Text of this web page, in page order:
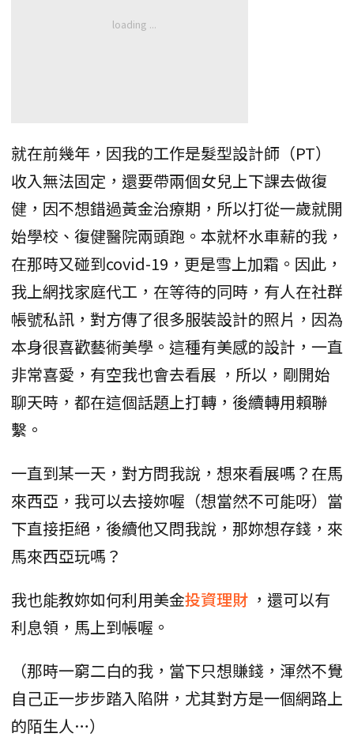
就在前幾年，因我的工作是髮型設計師（PT）
收入無法固定，還要帶兩個女兒上下課去做復
健，因不想錯過黃金治療期，所以打從一歲就開
始學校、復健醫院兩頭跑。本就杯水車薪的我，
在那時又碰到covid-19，更是雪上加霜。因此，
我上網找家庭代工，在等待的同時，有人在社群
帳號私訊，對方傳了很多服裝設計的照片，因為
本身很喜歡藝術美學。這種有美感的設計，一直
非常喜愛，有空我也會去看展 ，所以，剛開始
聊天時，都在這個話題上打轉，後續轉用賴聯
繫。
一直到某一天，對方問我說，想來看展嗎？在馬
來西亞，我可以去接妳喔（想當然不可能呀）當
下直接拒絕，後續他又問我說，那妳想存錢，來
馬來西亞玩嗎？
我也能教妳如何利用美金投資理財 ，還可以有
利息領，馬上到帳喔。
（那時一窮二白的我，當下只想賺錢，渾然不覺
自己正一步步踏入陷阱，尤其對方是一個網路上
的陌生人…）